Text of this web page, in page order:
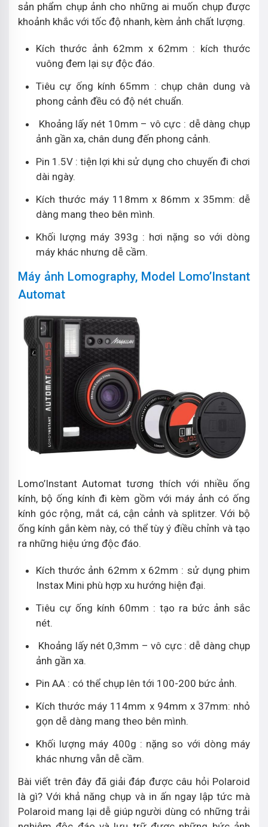
sản phẩm chụp ảnh cho những ai muốn chụp được
khoảnh khắc với tốc độ nhanh, kèm ảnh chất lượng.
Kích thước ảnh 62mm x 62mm : kích thước
vuông đem lại sự độc đáo.
Tiêu cự ống kính 65mm : chụp chân dung và
phong cảnh đều có độ nét chuẩn.
Khoảng lấy nét 10mm – vô cực : dễ dàng chụp
ảnh gần xa, chân dung đến phong cảnh.
Pin 1.5V : tiện lợi khi sử dụng cho chuyến đi chơi
dài ngày.
Kích thước máy 118mm x 86mm x 35mm: dễ
dàng mang theo bên mình.
Khối lượng máy 393g : hơi nặng so với dòng
máy khác nhưng dễ cầm.
Máy ảnh Lomography, Model Lomo’Instant
Automat
Lomo’Instant Automat tương thích với nhiều ống
kính, bộ ống kính đi kèm gồm với máy ảnh có ống
kính góc rộng, mắt cá, cận cảnh và splitzer. Với bộ
ống kính gắn kèm này, có thể tùy ý điều chỉnh và tạo
ra những hiệu ứng độc đáo.
Kích thước ảnh 62mm x 62mm : sử dụng phim
Instax Mini phù hợp xu hướng hiện đại.
Tiêu cự ống kính 60mm : tạo ra bức ảnh sắc
nét.
Khoảng lấy nét 0,3mm – vô cực : dễ dàng chụp
ảnh gần xa.
Pin AA : có thể chụp lên tới 100-200 bức ảnh.
Kích thước máy 114mm x 94mm x 37mm: nhỏ
gọn dễ dàng mang theo bên mình.
Khối lượng máy 400g : nặng so với dòng máy
khác nhưng vẫn dễ cầm.
Bài viết trên đây đã giải đáp được câu hỏi Polaroid
là gì? Với khả năng chụp và in ấn ngay lập tức mà
Polaroid mang lại dễ giúp người dùng có những trải